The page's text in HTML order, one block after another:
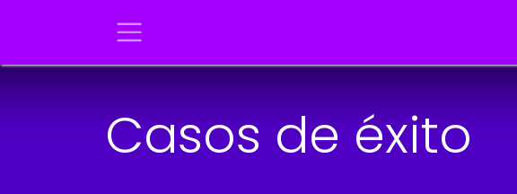
Casos de éxito